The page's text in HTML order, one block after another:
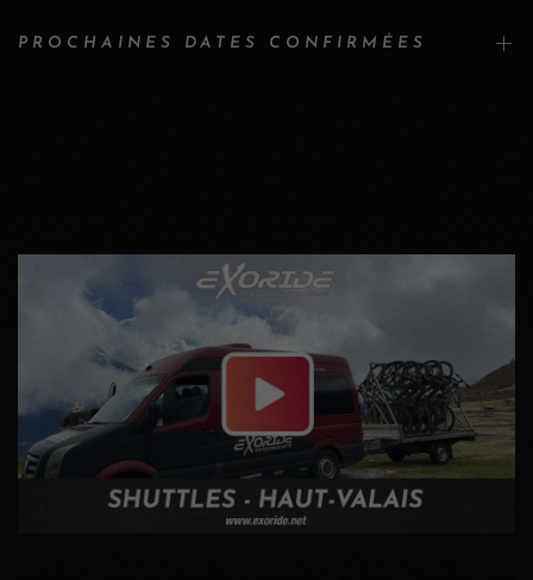
PROCHAINES DATES CONFIRMÉES